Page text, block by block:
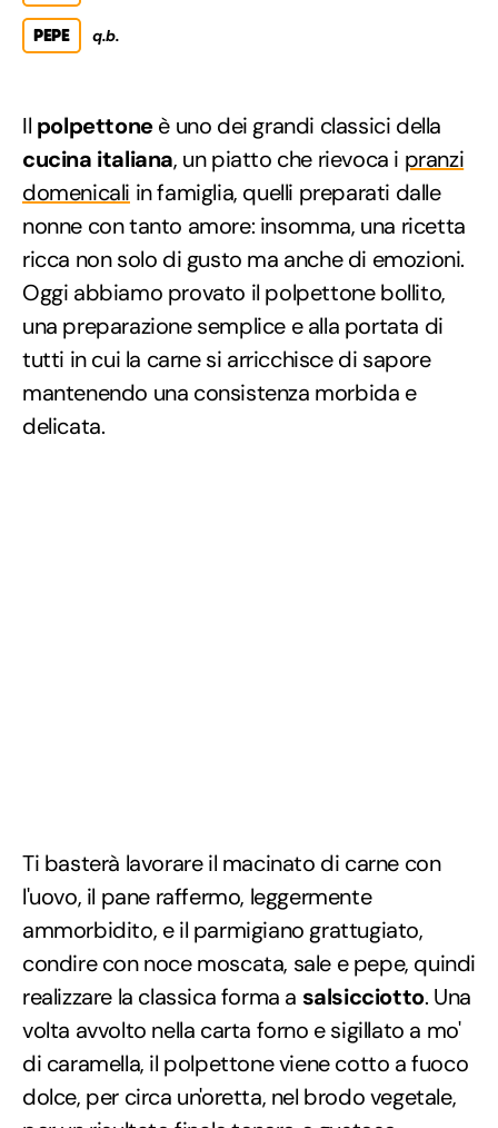
PEPE q.b.
Il polpettoneè uno dei grandi classici della
cucina italiana, un piatto che rievoca i pranzi
domenicali in famiglia, quelli preparati dalle
nonne con tanto amore: insomma, una ricetta
ricca non solo di gusto ma anche di emozioni.
Oggi abbiamo provato il polpettone bollito,
una preparazione semplice e alla portata di
tutti in cui la carne si arricchisce di sapore
mantenendo una consistenza morbida e
delicata.
Ti basterà lavorare il macinato di carne con
l'uovo, il pane raffermo, leggermente
ammorbidito, e il parmigiano grattugiato,
condire con noce moscata, sale e pepe, quindi
realizzare la classica forma a salsicciotto. Una
volta avvolto nella carta forno e sigillato a mo'
di caramella, il polpettone viene cotto a fuoco
dolce, per circa un'oretta, nel brodo vegetale,